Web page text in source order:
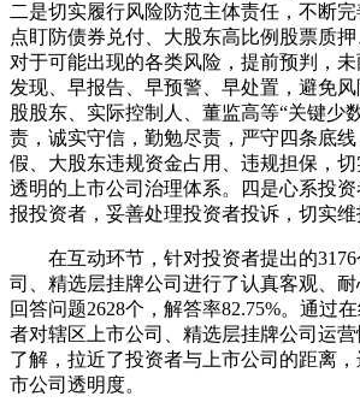
二是切实履行风险防范主体责任，不断
点盯防债券兑付、大股东高比例股票质押
对于可能出现的各类风险，提前预判，
发现、早报告、早预警、早处置，避免
股股东、实际控制人、董监高等“关键少
责，诚实守信，勤勉尽责，严守四条底
假、大股东违规资金占用、违规担保，切
透明的上市公司治理体系。四是心系投
报投资者，妥善处理投资者投诉，切实维
在互动环节，针对投资者提出的3176
司、精选层挂牌公司进行了认真客观、
回答问题2628个，解答率82.75%。通过
者对辖区上市公司、精选层挂牌公司运
了解，拉近了投资者与上市公司的距离
市公司透明度。